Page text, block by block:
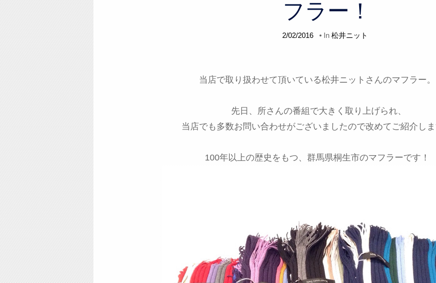
フラー！
2/02/2016 • In 松井ニット
当店で取り扱わせて頂いている松井ニットさんのマフラー。
先日、所さんの番組で大きく取り上げられ、
当店でも多数お問い合わせがございましたので改めてご紹介し
100年以上の歴史をもつ、群馬県桐生市のマフラーです！